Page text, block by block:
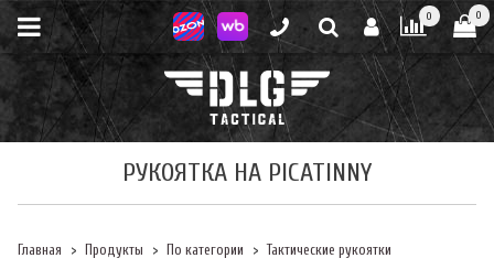
0 0
РУКОЯТКА НА PICATINNY
Главная Продукты По категории Тактические рукоятки